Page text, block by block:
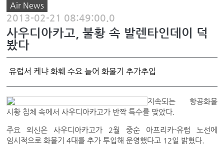
Air News
2013-02-21 08:49:00.0
사우디아카고, 불황 속 발렌타인데이 덕
봤다
유럽서 케냐 화훼 수요 늘어 화물기 추가추입
지속되는 항공화물
시황 침체 속에서 사우디아카고가 반짝 특수를 맞았다.
주요 외신은 사우디아카고가 2월 중순 아프리카-유럽 노선에
임시적으로 화물기 4대를 추가 투입해 운영했다고 12일 밝혔다.